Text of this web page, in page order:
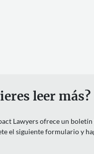
leer más?
Lawyers ofrece un
el siguiente formulario y